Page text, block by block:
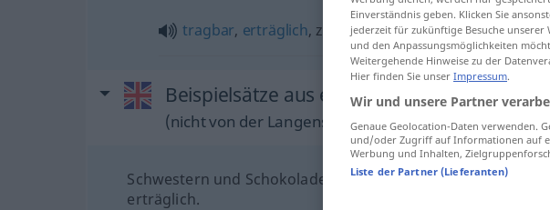
tragbar, erträglich, zu ertragen(d)
Beispielsätze aus externen Quellen für
(nicht von der Langenscheidt Redaktion geprüft)
Schwestern und Schokolade machen das Leben
erträglich.
Einverständnis geben. Klicken Sie
jederzeit für zukünftige Besuche
und den Anpassungsmöglichkeiten
Weitergehende Hinweise zu der
Hier finden Sie unser Impressum.
Wir und unsere Partner
Genaue Geolocation-Daten verwenden.
und/oder Zugriff auf Informationen auf
Werbung und Inhalten,
Liste der Partner (Lieferanten)